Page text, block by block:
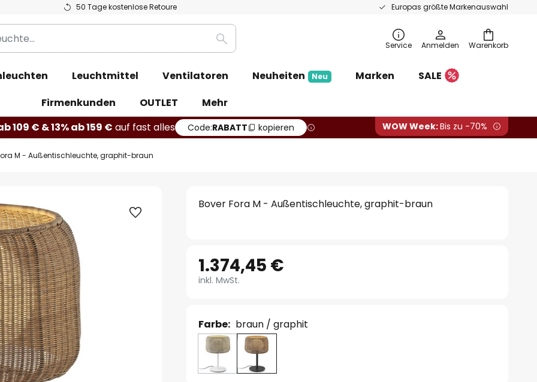
50 Tage kostenlose Retoure Europas größte Markenauswahl
Warenkorb
Suche Service Anmelden
Leuchtmittel Ventilatoren Neuheiten Neu Marken
SALE
Firmenkunden
OUTLET
Mehr
109 € & 13% ab 159 € auf fast alles Code:RABATT kopieren WOW Week:Bis zu -70%
M - Außentischleuchte, graphit-braun
Bover Fora M - Außentischleuchte, graphit-braun
1.374,45 €
inkl. MwSt.
Farbe: braun / graphit